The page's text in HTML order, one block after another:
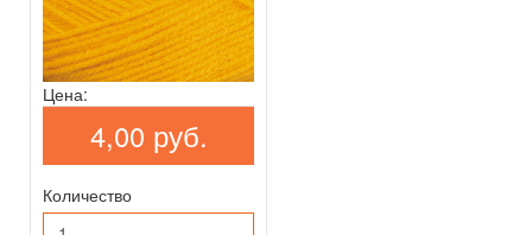
Цена:
4,00 руб.
Количество